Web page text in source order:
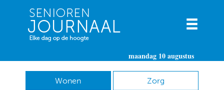
maandag 10 augustus
Wonen Zorg